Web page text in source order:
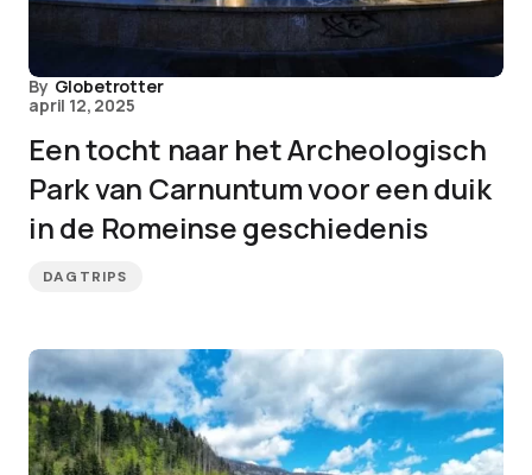
By Globetrotter
april 12, 2025
Een tocht naar het Archeologisch
Park van Carnuntum voor een duik
in de Romeinse geschiedenis
DAGTRIPS